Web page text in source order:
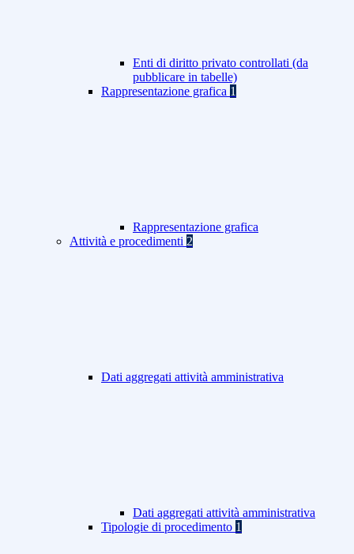
Enti di diritto privato controllati (da
pubblicare in tabelle)
Rappresentazione grafica 1
Rappresentazione grafica
Attività e procedimenti 2
Dati aggregati attività amministrativa
Dati aggregati attività amministrativa
Tipologie di procedimento 1